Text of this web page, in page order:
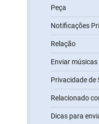
Peça
Notificações
Relação
Enviar músicas
Privacidade de
Relacionado
Dicas para